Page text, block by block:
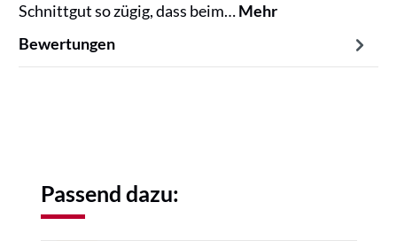
Schnittgut so zügig, dass beim…Mehr
Bewertungen
Produktgalerie überspringen
Passend dazu: